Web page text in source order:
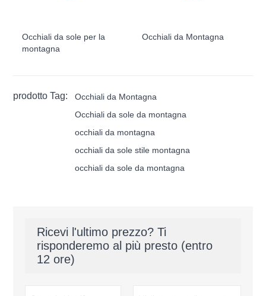
Occhiali da sole per la
montagna
Occhiali da Montagna
prodotto Tag:
Occhiali da Montagna
Occhiali da sole da montagna
occhiali da montagna
occhiali da sole stile montagna
occhiali da sole da montagna
Ricevi l'ultimo prezzo? Ti
risponderemo al più presto (entro
12 ore)